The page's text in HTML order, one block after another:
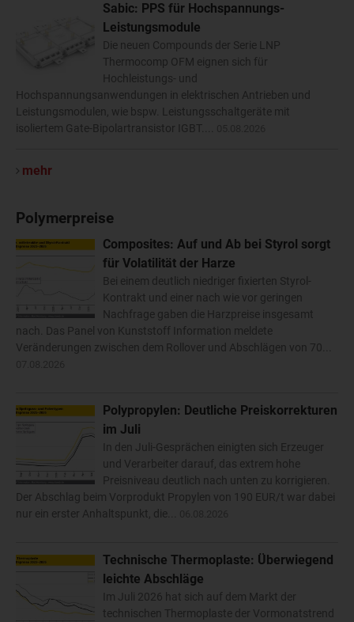
Sabic: PPS für Hochspannungs-
Leistungsmodule
Die neuen Compounds der Serie LNP
Thermocomp OFM eignen sich für
Hochleistungs- und
Hochspannungsanwendungen in elektrischen Antrieben und
Leistungsmodulen, wie bspw. Leistungsschaltgeräte mit
isoliertem Gate-Bipolartransistor IGBT....
mehr
Polymerpreise
Composites: Auf und Ab bei Styrol sorgt
für Volatilität der Harze
Bei einem deutlich niedriger fixierten Styrol-
Kontrakt und einer nach wie vor geringen
Nachfrage gaben die Harzpreise insgesamt
nach. Das Panel von Kunststoff Information meldete
Veränderungen zwischen dem Rollover und Abschlägen von 70...
Polypropylen: Deutliche Preiskorrekturen
im Juli
In den Juli-Gesprächen einigten sich Erzeuger
und Verarbeiter darauf, das extrem hohe
Preisniveau deutlich nach unten zu korrigieren.
Der Abschlag beim Vorprodukt Propylen von 190 EUR/t war dabei
nur ein erster Anhaltspunkt, die...
Technische Thermoplaste: Überwiegend
leichte Abschläge
Im Juli 2026 hat sich auf dem Markt der
technischen Thermoplaste der Vormonatstrend